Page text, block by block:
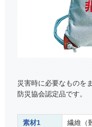
災害時に必要なものを
防災協会認定品です。
素材1 繊維（